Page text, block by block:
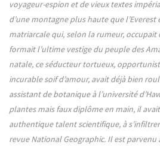
voyageur-espion et de vieux textes
d’une montagne plus haute que l’Everest
matriarcale qui, selon la rumeur, occupait
formait l’ultime vestige du peuple des
natale, ce séducteur tortueux,
incurable soif d’amour, avait déjà bien
assistant de botanique à l’université
plantes mais faux diplôme en main, il
authentique talent scientifique, à
revue National Geographic. Il est parvenu